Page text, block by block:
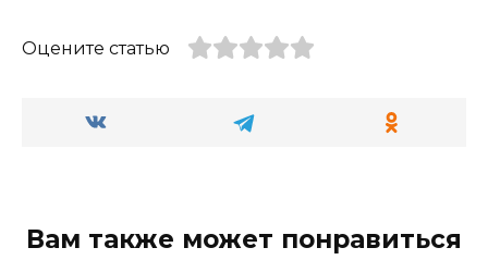
Оцените статью
Вам также может понравиться